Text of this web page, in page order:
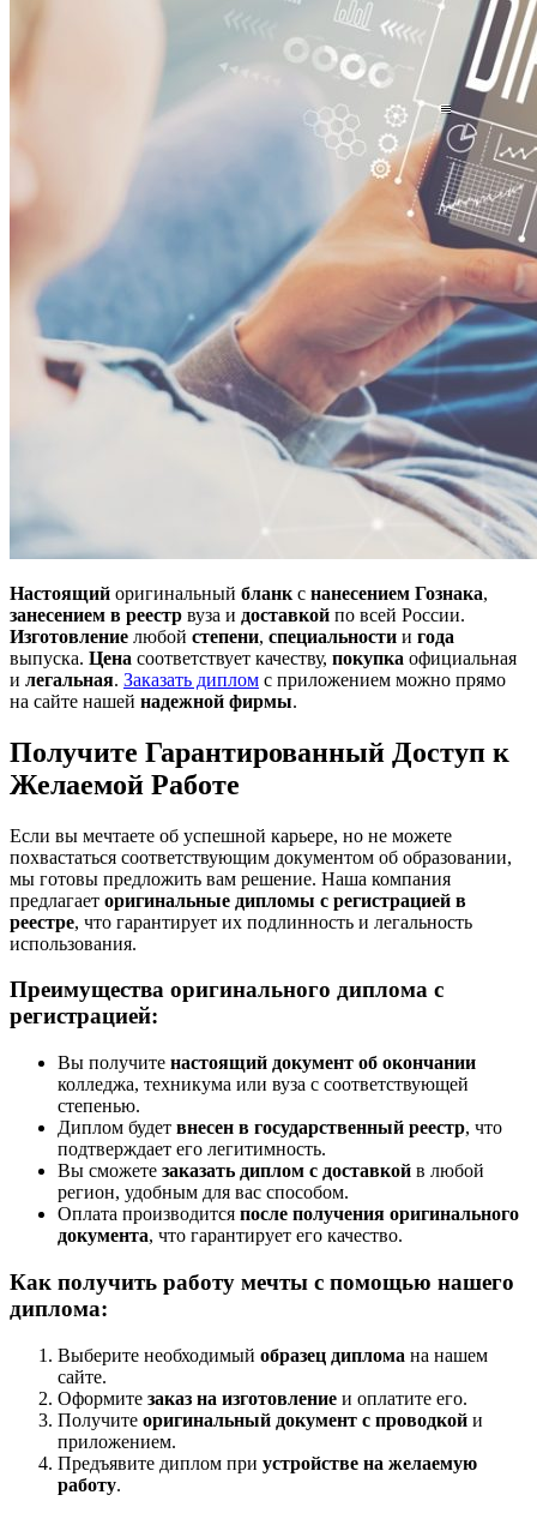
Настоящий оригинальный бланк с нанесением Гознака,
занесением в реестр вуза и доставкой по всей России.
Изготовление любой степени, специальности и года
выпуска. Цена соответствует качеству, покупка официальная
и легальная. Заказать диплом с приложением можно прямо
на сайте нашей надежной фирмы.
Получите Гарантированный Доступ к
Желаемой Работе
Если вы мечтаете об успешной карьере, но не можете
похвастаться соответствующим документом об образовании,
мы готовы предложить вам решение. Наша компания
предлагает оригинальные дипломы с регистрацией в
реестре, что гарантирует их подлинность и легальность
использования.
Преимущества оригинального диплома с
регистрацией:
Вы получите настоящий документ об окончании
колледжа, техникума или вуза с соответствующей
степенью.
Диплом будет внесен в государственный реестр, что
подтверждает его легитимность.
Вы сможете заказать диплом с доставкой в любой
регион, удобным для вас способом.
Оплата производится после получения оригинального
документа, что гарантирует его качество.
Как получить работу мечты с помощью нашего
диплома:
Выберите необходимый образец диплома на нашем
сайте.
Оформите заказ на изготовление и оплатите его.
Получите оригинальный документ с проводкой и
приложением.
Предъявите диплом при устройстве на желаемую
работу.